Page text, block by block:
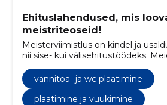
Ehituslahendused, mis
meistriteoseid!
Meisterviimistlus on kindel ja
nii sise- kui välisehitustöödeks.
siseviimistlustööd ja
professionaalne tiim tagab
klientide rahulolu.
vannitoa- ja wc plaatimine
plaatimine ja vuukimine